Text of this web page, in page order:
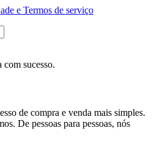
e Termos de serviço
com sucesso.
de compra e venda mais simples.
De pessoas para pessoas, nós